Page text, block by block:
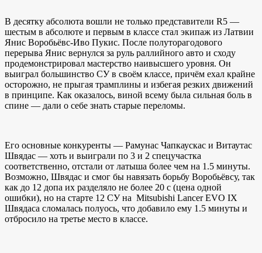
В десятку абсолюта вошли не только представители R5 —
шестым в абсолюте и первым в классе стал экипаж из Латвии
Янис Воробьёвс-Иво Пукис. После полуторагодового
перерыва Янис вернулся за руль раллийного авто и сходу
продемонстрировал мастерство наивысшего уровня. Он
выиграл большинство СУ в своём классе, причём ехал крайне
осторожно, не прыгая трамплины и избегая резких движений
в принципе. Как оказалось, виной всему была сильная боль в
спине — дали о себе знать старые переломы.
Его основные конкуренты — Рамунас Чапкаускас и Витаутас
Швядас — хоть и выиграли по 3 и 2 спецучастка
соответственно, отстали от латыша более чем на 1.5 минуты.
Возможно, Швядас и смог бы навязать борьбу Воробьёвсу, так
как до 12 допа их разделяло не более 20 с (цена одной
ошибки), но на старте 12 СУ на Mitsubishi Lancer EVO IX
Швядаса сломалась полуось, что добавило ему 1.5 минуты и
отбросило на третье место в классе.